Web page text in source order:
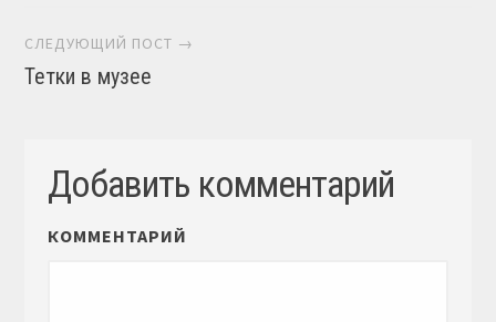
СЛЕДУЮЩИЙ ПОСТ →
Тетки в музее
Добавить комментарий
КОММЕНТАРИЙ